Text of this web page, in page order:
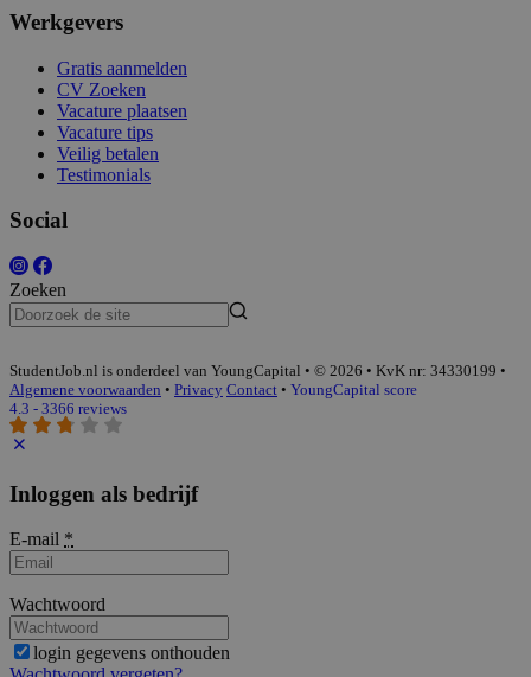
Werkgevers
Gratis aanmelden
CV Zoeken
Vacature plaatsen
Vacature tips
Veilig betalen
Testimonials
Social
Zoeken
StudentJob.nl is onderdeel van YoungCapital • © 2026 • KvK nr: 34330199 •
Algemene voorwaarden • Privacy Contact • YoungCapital score
4.3 - 3366 reviews
Inloggen als bedrijf
E-mail *
Wachtwoord
login gegevens onthouden